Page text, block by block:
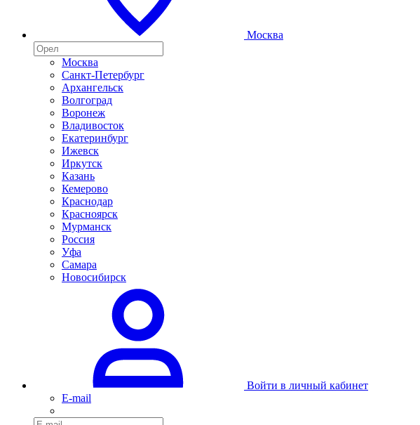
Москва
Москва
Санкт-Петербург
Архангельск
Волгоград
Воронеж
Владивосток
Екатеринбург
Ижевск
Иркутск
Казань
Кемерово
Краснодар
Красноярск
Мурманск
Россия
Уфа
Самара
Новосибирск
Войти в личный кабинет
E-mail